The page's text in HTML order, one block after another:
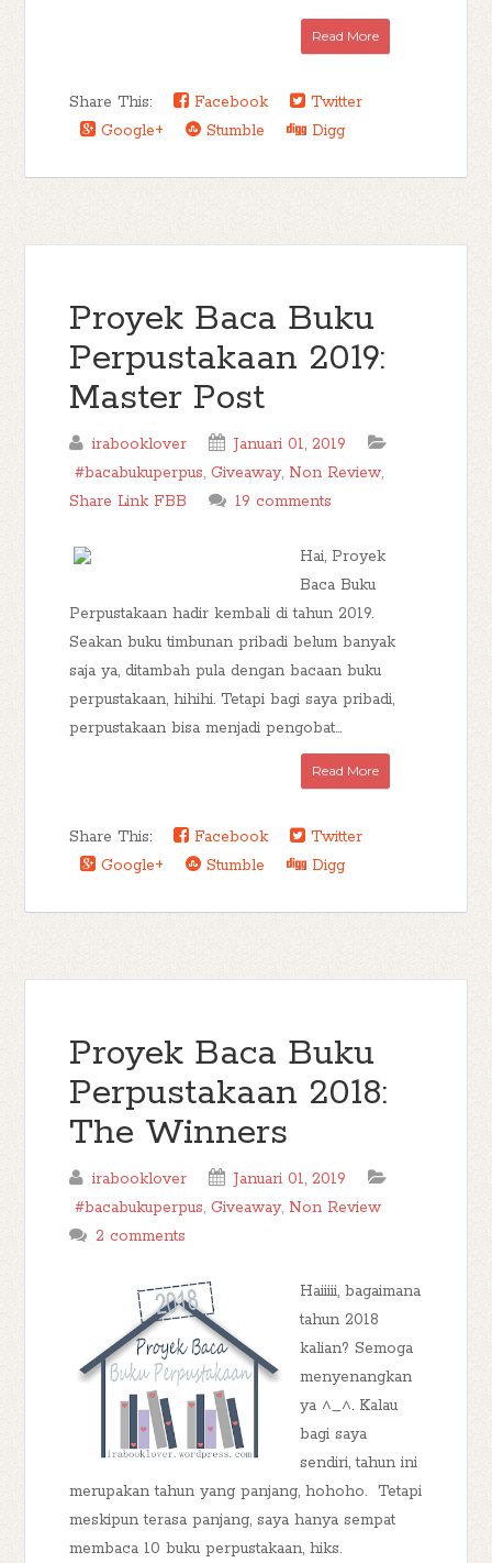
Read More
Share This: Facebook
Twitter
Google+
Stumble Digg
Proyek Baca Buku
Perpustakaan 2019:
Master Post
irabooklover
Januari 01, 2019
#bacabukuperpus, Giveaway, Non Review,
Share Link FBB
19 comments
Hai, Proyek
Baca Buku
Perpustakaan hadir kembali di tahun 2019.
Seakan buku timbunan pribadi belum banyak
saja ya, ditambah pula dengan bacaan buku
perpustakaan, hihihi. Tetapi bagi saya pribadi,
perpustakaan bisa menjadi pengobat...
Read More
Share This: Facebook
Twitter
Google+
Stumble Digg
Proyek Baca Buku
Perpustakaan 2018:
The Winners
irabooklover
Januari 01, 2019
#bacabukuperpus, Giveaway, Non Review
2 comments
Haiiiii, bagaimana
tahun 2018
kalian? Semoga
menyenangkan
ya ^_^. Kalau
bagi saya
sendiri, tahun ini
merupakan tahun yang panjang, hohoho. Tetapi
meskipun terasa panjang, saya hanya sempat
membaca 10 buku perpustakaan, hiks.